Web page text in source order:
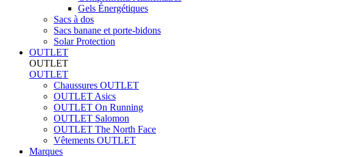
Gels Énergétiques
Sacs à dos
Sacs banane et porte-bidons
Solar Protection
OUTLET
OUTLET
OUTLET
Chaussures OUTLET
OUTLET Asics
OUTLET On Running
OUTLET Salomon
OUTLET The North Face
Vêtements OUTLET
Marques